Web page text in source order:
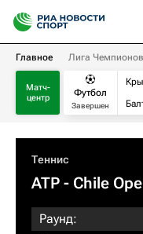
Главное Лига Чемпионов
Матч-
центр
Футбол
Завершен
Теннис
ATP - Chile
Раунд: